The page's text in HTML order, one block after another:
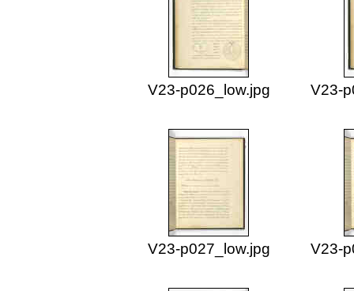
V23-p026_low.jpg V23-
V23-p027_low.jpg V23-